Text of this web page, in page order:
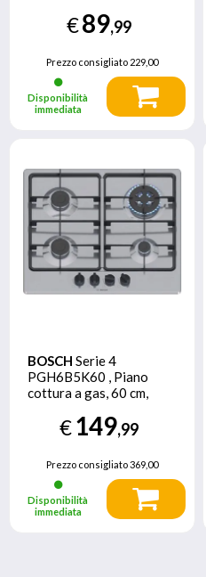
€89,99
Prezzo consigliato229,00
Disponibilità
immediata
BOSCH Serie 4
PGH6B5K60 , Piano
cottura a gas, 60 cm,
€149,99
Prezzo consigliato369,00
Disponibilità
immediata